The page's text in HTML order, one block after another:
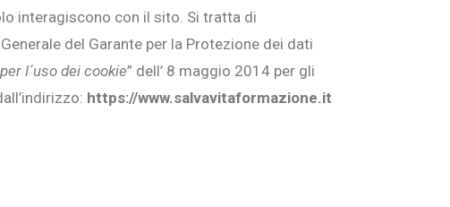
interagiscono con il sito. Si tratta di
del Garante per la Protezione dei dati
l´uso dei cookie” dell’ 8 maggio 2014 per gli
https://www.salvavitaformazione.it